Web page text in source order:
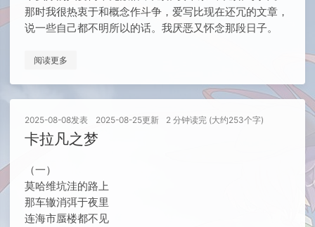
那时我很热衷于和概念作斗争，爱写比现在还冗的文章，
说一些自己都不明所以的话。我厌恶又怀念那段日子。
阅读更多
2025-08-08发表 2025-08-25更新 2 分钟读完 (大约253个字)
卡拉凡之梦
（一）
莫哈维坑洼的路上
那车辙消弭于夜里
连海市蜃楼都不见